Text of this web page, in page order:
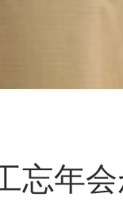
忘年